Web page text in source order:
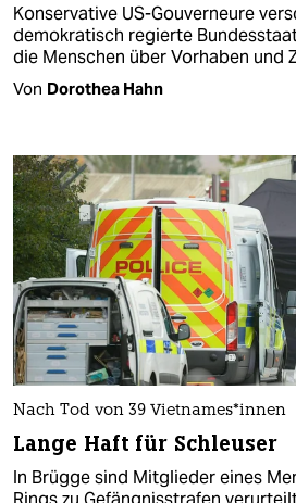
Konservative US-Gouverneure
demokratisch regierte
die Menschen über Vorhaben und
Von Dorothea Hahn
Nach Tod von 39 Viet­na­me­s*in­nen
Lange Haft für Schleuser
In Brügge sind Mitglieder eines